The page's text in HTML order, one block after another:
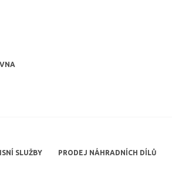
SLUŽBY PRODEJ NÁHRADNÍCH DÍLŮ